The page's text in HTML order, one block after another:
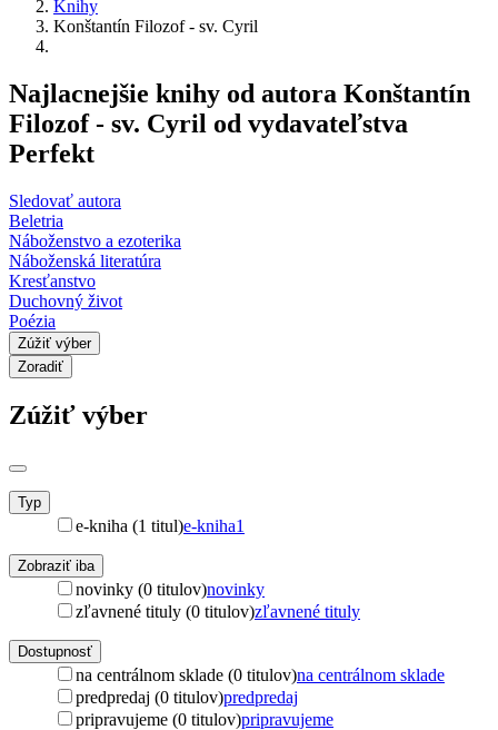
Knihy
Konštantín Filozof - sv. Cyril
Najlacnejšie knihy od autora Konštantín
Filozof - sv. Cyril od vydavateľstva
Perfekt
Sledovať autora
Beletria
Náboženstvo a ezoterika
Náboženská literatúra
Kresťanstvo
Duchovný život
Poézia
Zúžiť výber
Zoradiť
Zúžiť výber
Typ
e-kniha (1 titul)e-kniha1
Zobraziť iba
novinky (0 titulov)novinky
zľavnené tituly (0 titulov)zľavnené tituly
Dostupnosť
na centrálnom sklade (0 titulov)na centrálnom sklade
predpredaj (0 titulov)predpredaj
pripravujeme (0 titulov)pripravujeme